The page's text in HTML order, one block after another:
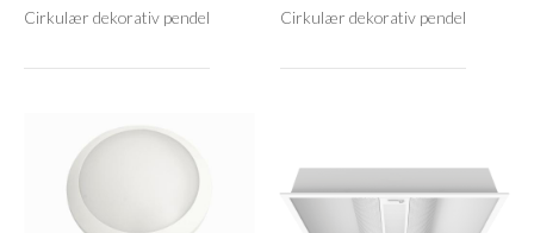
Cirkulær dekorativ pendel Cirkulær dekorativ pendel